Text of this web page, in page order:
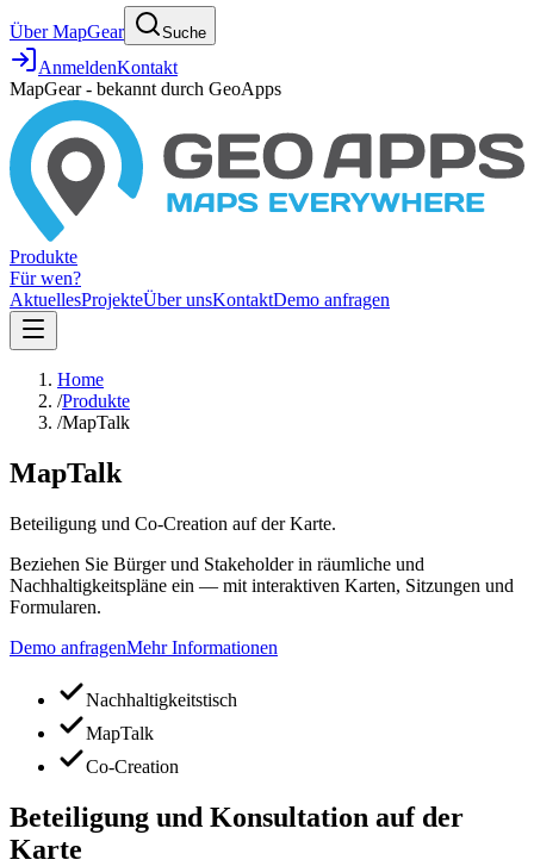
Über MapGear Suche
AnmeldenKontakt
MapGear - bekannt durch GeoApps
Produkte
Für wen?
AktuellesProjekteÜber unsKontaktDemo anfragen
Home
/Produkte
/MapTalk
MapTalk
Beteiligung und Co-Creation auf der Karte.
Beziehen Sie Bürger und Stakeholder in räumliche und
Nachhaltigkeitspläne ein — mit interaktiven Karten, Sitzungen und
Formularen.
Demo anfragenMehr Informationen
Nachhaltigkeitstisch
MapTalk
Co-Creation
Beteiligung und Konsultation auf der
Karte